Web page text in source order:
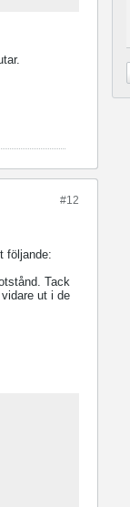
#12
följande:
Tack
ut i de